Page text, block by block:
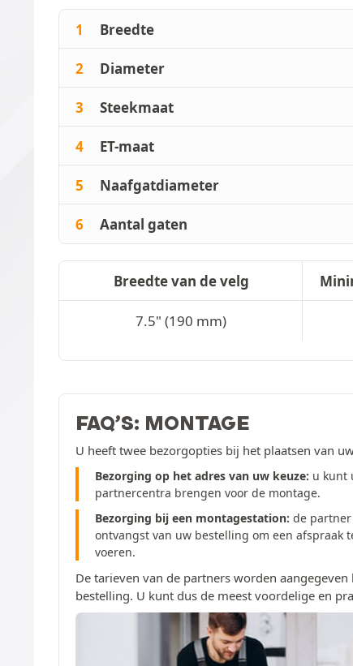
1 Breedte
2 Diameter
3 Steekmaat
4 ET-maat
5 Naafgatdiameter
6 Aantal gaten
Breedte van de velg
7.5" (190 mm)
FAQ’S: MONTAGE
U heeft twee bezorgopties bij het plaatsen van
Bezorging op het adres van uw keuze: u kunt
partnercentra brengen voor de montage.
Bezorging bij een montagestation: de
ontvangst van uw bestelling om een afspraak
voeren.
De tarieven van de partners worden
bestelling. U kunt dus de meest voordelige en